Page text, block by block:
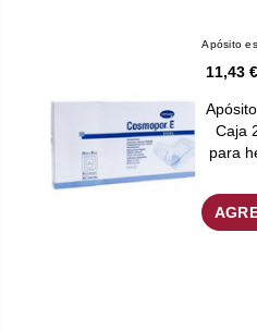
Apósito
11,43 €
Caja
para